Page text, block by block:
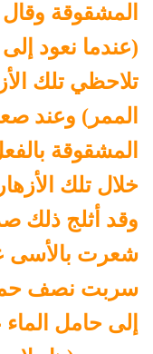
المشقوقة
(عندما نعود
تلاحظي تلك
الممر) وعند
المشقوقة
خلال تلك
وقد أثلج ذلك
شعرت بالأسى
سربت نصف
إلى حامل